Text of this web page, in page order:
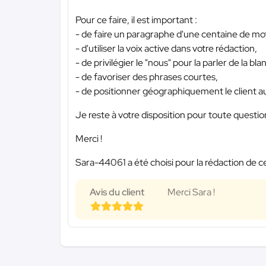
Pour ce faire, il est important :
- de faire un paragraphe d'une centaine de
- d'utiliser la voix active dans votre rédaction,
- de privilégier le "nous" pour la parler de la
- de favoriser des phrases courtes,
- de positionner géographiquement le client
Je reste à votre disposition pour toute
Merci !
Sara-44061 a été choisi pour la rédaction de
Avis du client Merci Sara !